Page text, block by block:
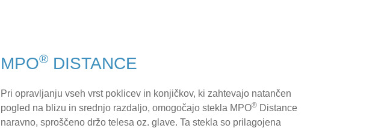
MPO® DISTANCE
Pri opravljanju vseh vrst poklicev in konjičkov, ki zahtevajo natančen
pogled na blizu in srednjo razdaljo, omogočajo stekla MPO® Distance
naravno, sproščeno držo telesa oz. glave. Ta stekla so prilagojena